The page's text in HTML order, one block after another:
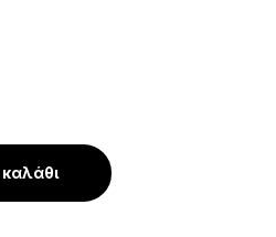
cm 10 τεμ. quantity